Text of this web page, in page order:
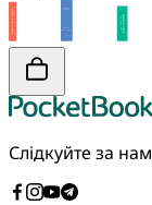
Слідкуйте за